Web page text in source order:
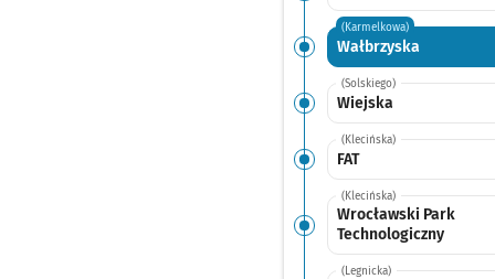
(Karmelkowa)
Wałbrzyska
(Solskiego)
Wiejska
(Klecińska)
FAT
(Klecińska)
Wrocławski Park
Technologiczny
(Legnicka)